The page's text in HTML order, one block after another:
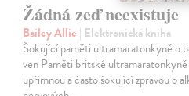
Žádná zeď neexistuje
Bailey Allie | Elektronická kniha
Šokující paměti ultramaratonkyně o
ven Paměti britské
upřímnou a často šokující zprávou o